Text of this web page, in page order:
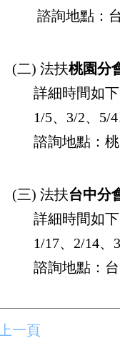
詢地點：台北
) 法扶桃園分
細時間如下
5、3/2、5/4、6/
詢地點：桃園
) 法扶台中分
細時間如下
17、2/14、3/14
詢地點：台中
一頁